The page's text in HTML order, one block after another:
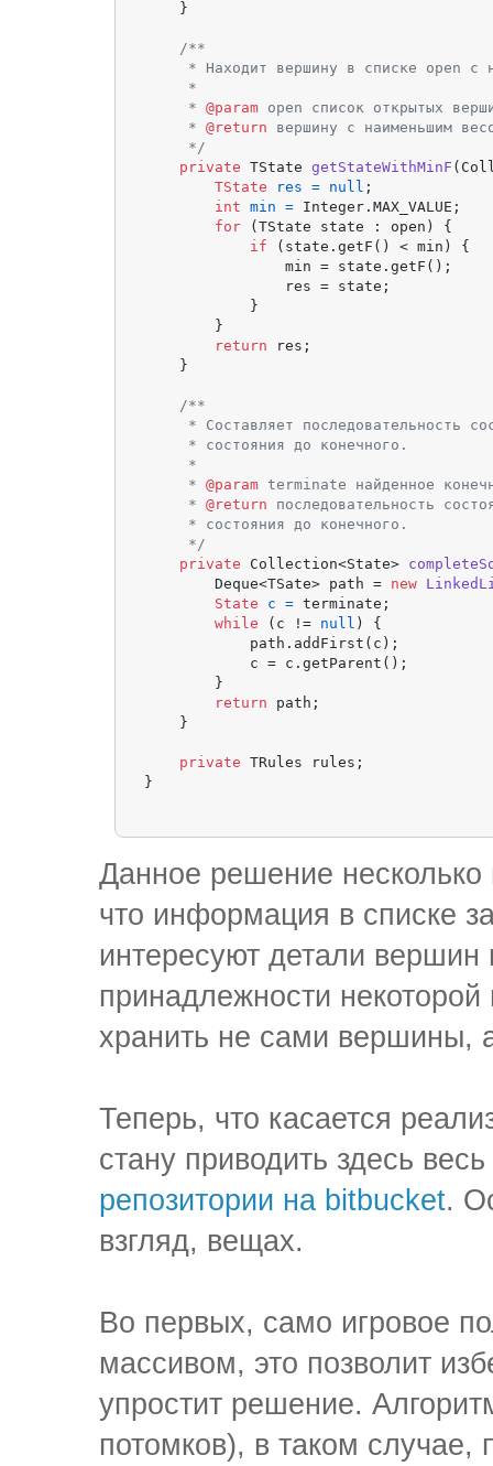
    }
/**
* Находит вершину в списке open с
     *
     *
@param open список открытых
     *
@return вершину с наименьшим
     */
private TState getStateWithMinF
TState
res = null ;
int
min = Integer.MAX_VALUE;
for (TState state : open) {
if (state.getF() < min) {
                min = state.getF();
                res = state;
            }
        }
return res;
    }
/**
* Составляет последовательность
     * состояния до конечного.
     *
     *
@param terminate найденное
     *
@return последовательность
     * состояния до конечного.
     */
private Collection<State>
        Deque<TSate> path =
new
State
c = terminate;
while (c != null ) {
            path.addFirst(c);
            c = c.getParent();
        }
return path;
    }
private TRules rules;
}
Данное решение
что информация в списке
интересуют детали вершин
принадлежности
хранить не сами вершины,
Теперь, что касается
стану приводить здесь
репозитории на bitbucket.
взгляд, вещах.
Во первых, само игровое
массивом, это позволит
упростит решение.
потомков), в таком случае,